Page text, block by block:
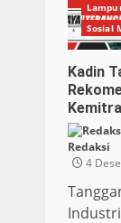
Sosial
Kadin
Redaksi
4